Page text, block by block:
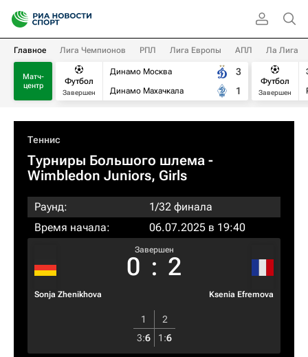
Главное Лига Чемпионов РПЛ Лига Европы АПЛ Ла Лига
Матч-
центр
Футбол
Завершен
Динамо Москва
Динамо Махачкала
3
1
Футбол
Завершен
Теннис
Турниры Большого шлема -
Wimbledon Juniors, Girls
Раунд:
1/32 финала
Время начала:
06.07.2025 в 19:40
Sonja Zhenikhova
Завершен
0 : 2
Ksenia Efremova
1
2
3:6 1 :6